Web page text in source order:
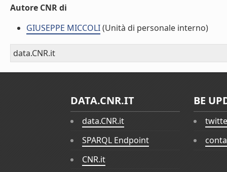
Autore CNR di
GIUSEPPE MICCOLI(Unità di personale interno)
data.CNR.it
DATA.CNR.IT
data.CNR.it
SPARQL Endpoint
CNR.it
BE